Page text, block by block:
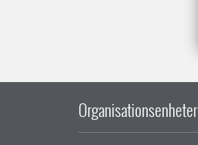
Organisationsenheter